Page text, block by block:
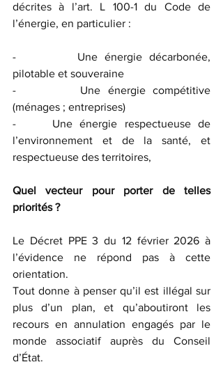
décrites à l’art. L 100-1 du Code de
l’énergie, en particulier :
-         Une énergie décarbonée,
pilotable et souveraine
-         Une énergie compétitive
(ménages ; entreprises)
-     Une énergie respectueuse de
l’environnement et de la santé, et
respectueuse des territoires,
Quel vecteur pour porter de telles
priorités ?
Le Décret PPE 3 du 12 février 2026 à
l’évidence ne répond pas à cette
orientation.
Tout donne à penser qu’il est illégal sur
plus d’un plan, et qu’aboutiront les
recours en annulation engagés par le
monde associatif auprès du Conseil
d’État.